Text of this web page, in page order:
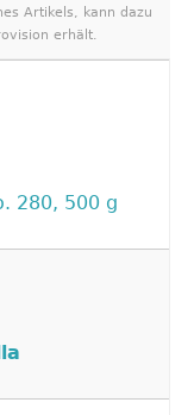
Artikels, kann dazu
erhält.
280, 500 g